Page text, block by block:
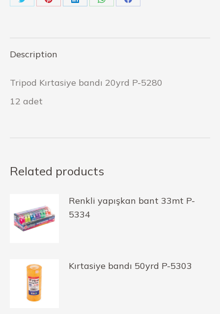
Description
Tripod Kırtasiye bandı 20yrd P-5280
12 adet
Related products
Renkli yapışkan bant 33mt P-
5334
Kırtasiye bandı 50yrd P-5303